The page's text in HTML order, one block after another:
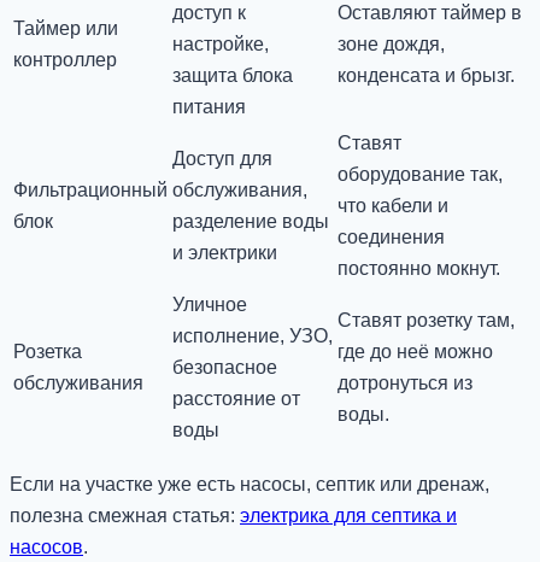
Таймер или
контроллер
доступ к
настройке,
защита блока
питания
Оставляют таймер в
зоне дождя,
конденсата и брызг.
Фильтрационный
блок
Доступ для
обслуживания,
разделение воды
и электрики
Ставят
оборудование так,
что кабели и
соединения
постоянно мокнут.
Розетка
обслуживания
Уличное
исполнение, УЗО,
безопасное
расстояние от
воды
Ставят розетку там,
где до неё можно
дотронуться из
воды.
Если на участке уже есть насосы, септик или дренаж,
полезна смежная статья: электрика для септика и
насосов.